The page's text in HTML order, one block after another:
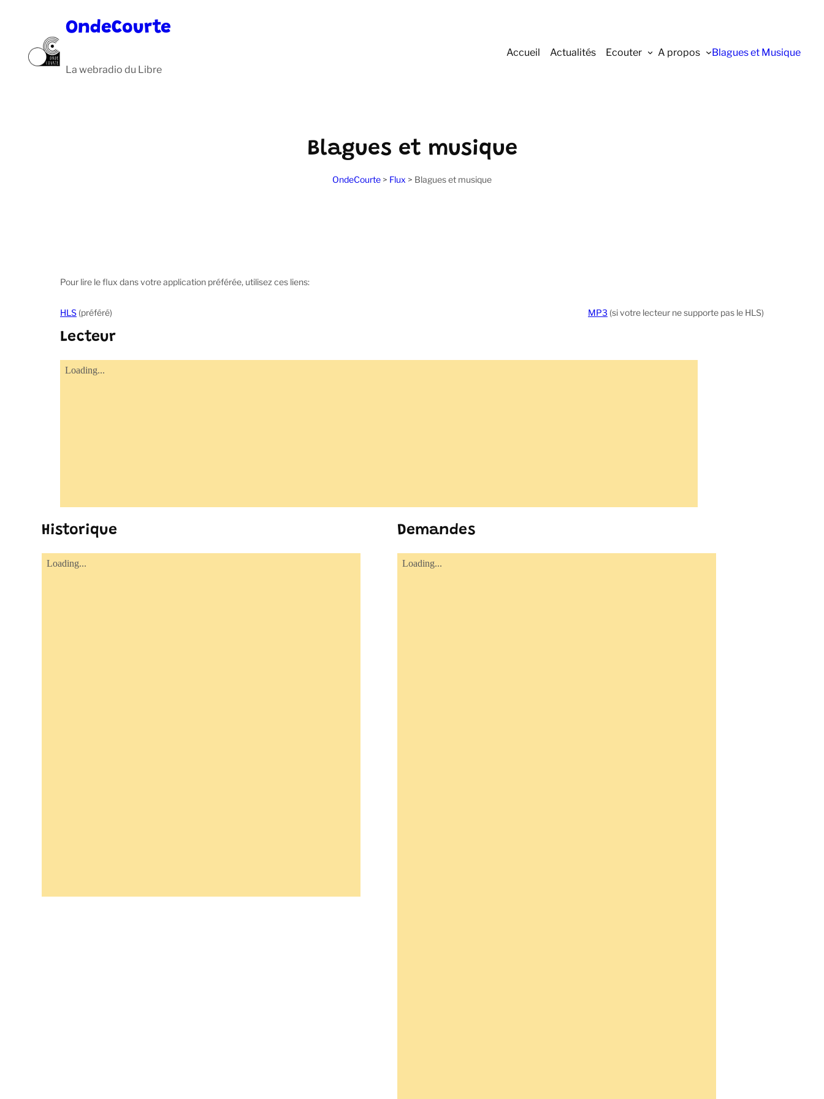
OndeCourte
La webradio du Libre
Accueil Actualités Ecouter A propos Blagues et Musique
Blagues et musique
OndeCourte > Flux > Blagues et musique
Pour lire le flux dans votre application préférée, utilisez ces liens:
HLS (préféré) MP3 (si votre lecteur ne supporte pas le HLS)
Lecteur
Historique Demandes